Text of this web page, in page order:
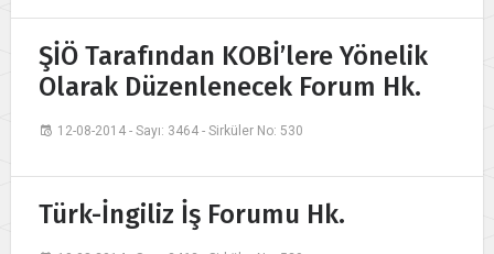
ŞİÖ Tarafından KOBİ’lere Yönelik
Olarak Düzenlenecek Forum Hk.
12-08-2014 - Sayı: 3464 - Sirküler No: 530
Türk-İngiliz İş Forumu Hk.